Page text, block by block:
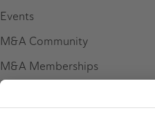
Events
M&A Community
M&A Memberships